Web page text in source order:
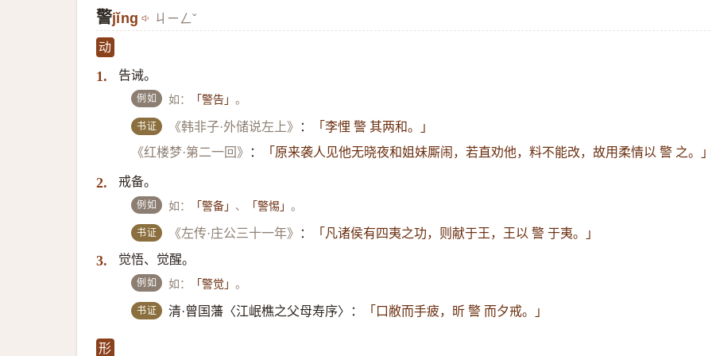
警jǐng ㄐㄧㄥˇ
动
1. 告诫。
例如 如： 「警告」。
书证 《韩非子·外储说左上》 ：
「李悝 警 其两和。」
《红楼梦·第二一回》
： 「原来袭人见他无晓夜和姐妹厮闹，若直劝他，料不能改，故用柔情以 警 之。
2. 戒备。
例如 如： 「警备」 、 「警惕」。
书证 《左传·庄公三十一年》 ： 「凡诸侯有四夷之功，则献于王，王以 警 于夷。」
3. 觉悟、觉醒。
例如 如： 「警觉」。
书证 清·曾国藩〈江岷樵之父母寿序〉： 「口敝而手疲，昕 警 而夕戒。」
形